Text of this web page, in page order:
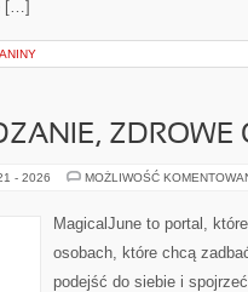
[…]
ZDROWE
- 2026 MOŻLIWOŚĆ
MagicalJune to portal,
osobach, które chcą
podejść do siebie i